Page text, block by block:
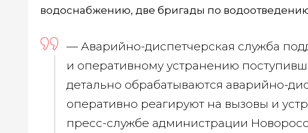
водоснабжению, две бригады по
— Аварийно-диспетчерская служба
и оперативному устранению
детально обрабатываются аварийно-
оперативно реагируют на вызовы и
пресс-службе администрации